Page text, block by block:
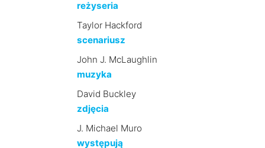
reżyseria
Taylor Hackford
scenariusz
John J. McLaughlin
muzyka
David Buckley
zdjęcia
J. Michael Muro
występują